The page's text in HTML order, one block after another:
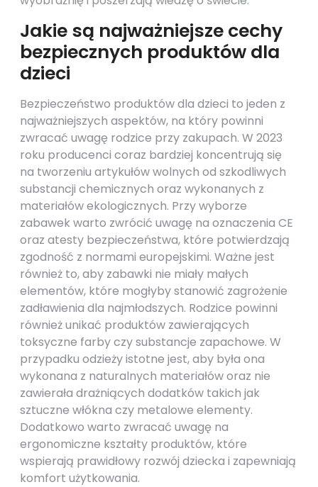
Jakie są najważniejsze cechy
bezpiecznych produktów dla
dzieci
Bezpieczeństwo produktów dla dzieci to jeden z
najważniejszych aspektów, na który powinni
zwracać uwagę rodzice przy zakupach. W 2023
roku producenci coraz bardziej koncentrują się
na tworzeniu artykułów wolnych od szkodliwych
substancji chemicznych oraz wykonanych z
materiałów ekologicznych. Przy wyborze
zabawek warto zwrócić uwagę na oznaczenia CE
oraz atesty bezpieczeństwa, które potwierdzają
zgodność z normami europejskimi. Ważne jest
również to, aby zabawki nie miały małych
elementów, które mogłyby stanowić zagrożenie
zadławienia dla najmłodszych. Rodzice powinni
również unikać produktów zawierających
toksyczne farby czy substancje zapachowe. W
przypadku odzieży istotne jest, aby była ona
wykonana z naturalnych materiałów oraz nie
zawierała drażniących dodatków takich jak
sztuczne włókna czy metalowe elementy.
Dodatkowo warto zwracać uwagę na
ergonomiczne kształty produktów, które
wspierają prawidłowy rozwój dziecka i zapewniają
komfort użytkowania.